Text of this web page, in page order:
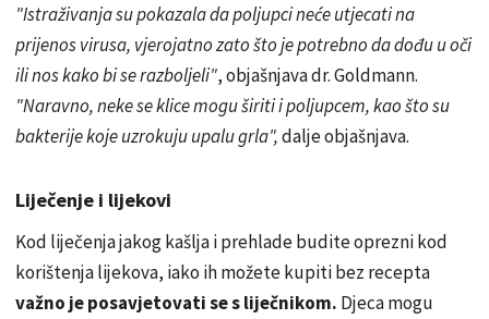
"Istraživanja su pokazala da poljupci neće utjecati na
prijenos virusa, vjerojatno zato što je potrebno da dođu u oči
ili nos kako bi se razboljeli", objašnjava dr. Goldmann.
"Naravno, neke se klice mogu širiti i poljupcem, kao što su
bakterije koje uzrokuju upalu grla",dalje objašnjava.
Liječenje i lijekovi
Kod liječenja jakog kašlja i prehlade budite oprezni kod
korištenja lijekova, iako ih možete kupiti bez recepta
važno je posavjetovati se s liječnikom. Djeca mogu